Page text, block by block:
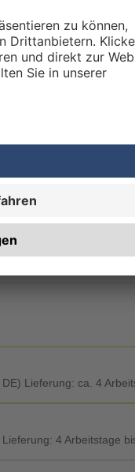
InDesign) in eine
Lieferung: ca. 4
4 Arbeitstage